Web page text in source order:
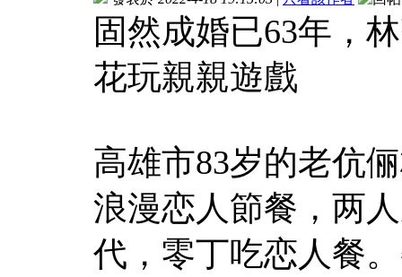
固然成婚已63年，
花玩親親遊戲
高雄市83岁的老伉
浪漫恋人節餐，两
代，零丁吃恋人餐